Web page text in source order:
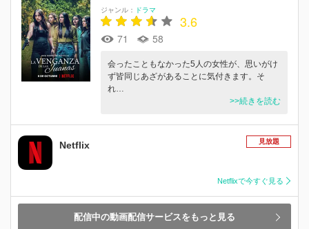
ジャンル：
ドラマ
3.6
71 58
会ったこともなかった5人の女性が、思いがけ
ず皆同じあざがあることに気付きます。そ
れ…
>>続きを読む
Netflix 見放題
Netflixで今すぐ見る
配信中の動画配信サービスをもっと見る